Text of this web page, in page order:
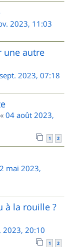
2023, 11:03
une autre
2023, 07:18
« 04 août 2023,
1 2
mai 2023,
à la rouille ?
2023, 20:10
1 2